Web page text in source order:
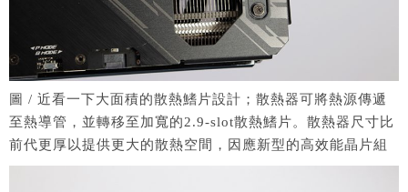
圖 / 近看一下大面積的散熱鰭片設計；散熱器可將熱源傳遞
至熱導管，並轉移至加寬的2.9-slot散熱鰭片。散熱器尺寸比
前代更厚以提供更大的散熱空間，因應新型的高效能晶片組